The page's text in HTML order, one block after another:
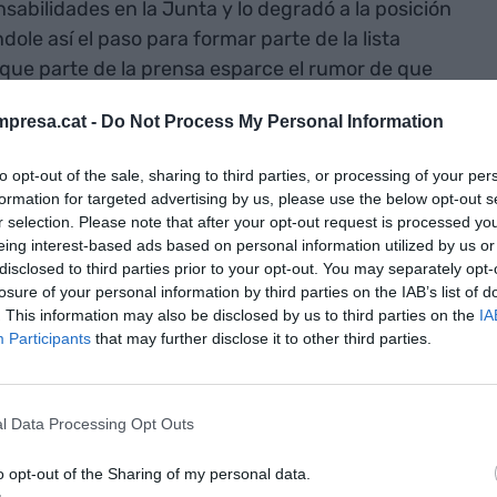
- Do Not Process My Personal Information
opt-out of the sale, sharing to third parties, or processing of your
for targeted advertising by us, please use the below opt-out
selection. Please note that after your opt-out request is processed
interest-based ads based on personal information utilized by us
to third parties prior to your opt-out. You may separately
of your personal information by third parties on the IAB’s list of
This information may also be disclosed by us to third parties on the
Participants that may further disclose it to other third parties.
Data Processing Opt Outs
opt-out of the Sharing of my personal data.
en la Junta y lo degradó a la posición
así el paso para formar parte de la lista
parte de la prensa esparce el rumor de que
coste de la campaña de 2010 ni había avalado
afín se encargó de filtrar que había pagado
euros por el aval. Nadie desmintió estas
de 2015 y en contra de cualquier
presentando hasta 3.800 firmas. A la hora de la
mitad de este apoyo, es decir, 1.700 votos. El
qué jugamos, ¿juegas?". La nueva candidatura